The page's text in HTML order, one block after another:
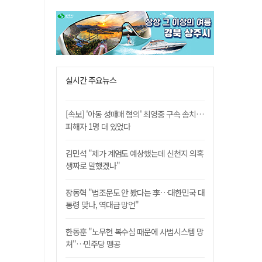
실시간 주요뉴스
[속보] '아동 성매매 혐의' 최영중 구속 송치…
피해자 1명 더 있었다
김민석 "제가 계엄도 예상했는데 신천지 의혹
생짜로 말했겠나"
장동혁 "법조문도 안 봤다는 李…대한민국 대
통령 맞나, 역대급 망언"
한동훈 "노무현 복수심 때문에 사법시스템 망
쳐"…민주당 맹공